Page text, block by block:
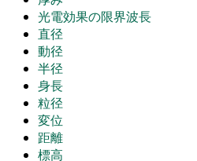
光電効果の限界波長
直径
動径
半径
身長
粒径
変位
距離
標高